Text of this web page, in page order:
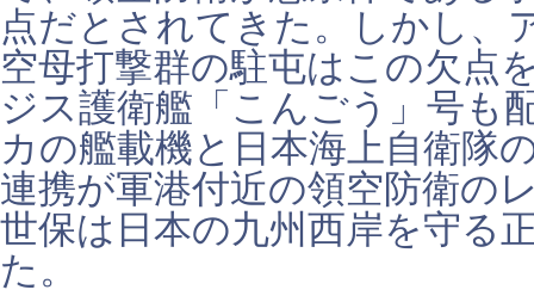
点だとされてきた。しかし、
空母打撃群の駐屯はこの欠点
ジス護衛艦「こんごう」号も
カの艦載機と日本海上自衛隊
連携が軍港付近の領空防衛の
世保は日本の九州西岸を守る
た。